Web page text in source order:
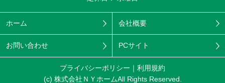
ホーム 会社概要
お問い合わせ PCサイト
プライバシーポリシー
利用規約
(c) 株式会社ＮＹホームAll Rights Reserved.